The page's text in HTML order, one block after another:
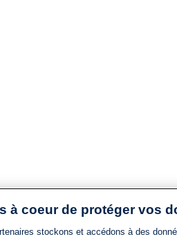
à coeur de protéger vos
stockons et accédons à des